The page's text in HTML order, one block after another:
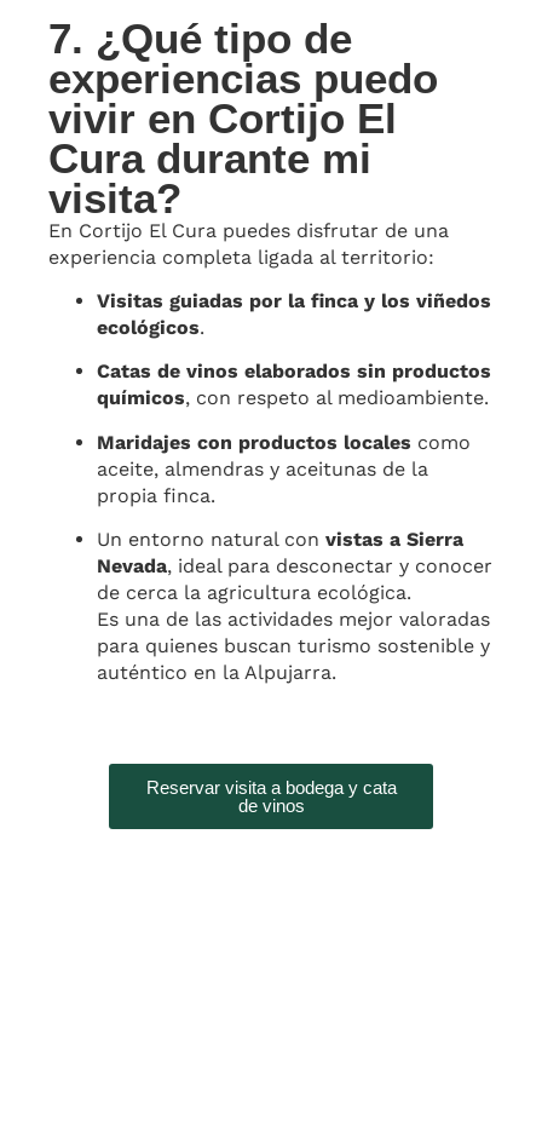
7. ¿Qué tipo de
experiencias puedo
vivir en Cortijo El
Cura durante mi
visita?
En Cortijo El Cura puedes disfrutar de una
experiencia completa ligada al territorio:
Visitas guiadas por la finca y los viñedos
ecológicos.
Catas de vinos elaborados sin productos
químicos, con respeto al medioambiente.
Maridajes con productos locales como
aceite, almendras y aceitunas de la
propia finca.
Un entorno natural con vistas a Sierra
Nevada, ideal para desconectar y conocer
de cerca la agricultura ecológica.
Es una de las actividades mejor valoradas
para quienes buscan turismo sostenible y
auténtico en la Alpujarra.
Reservar visita a bodega y cata
de vinos